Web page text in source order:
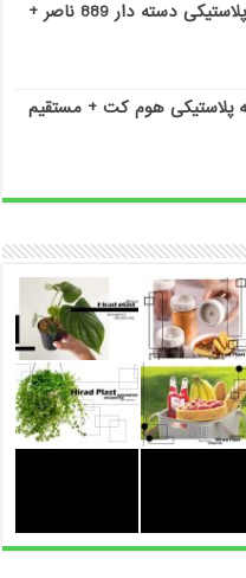
پخش عمده صندلی پلاستیکی دسته دار 889 ناصر +
پلاستیکی هوم کت + مستقیم